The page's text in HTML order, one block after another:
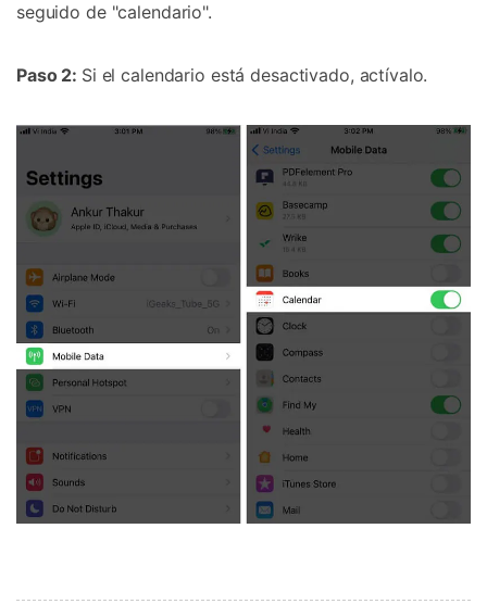
seguido de "calendario".
Paso 2: Si el calendario está desactivado, actívalo.